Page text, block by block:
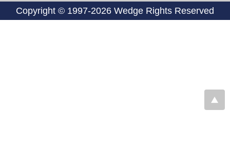
Copyright © 1997-2026 Wedge Rights Reserved